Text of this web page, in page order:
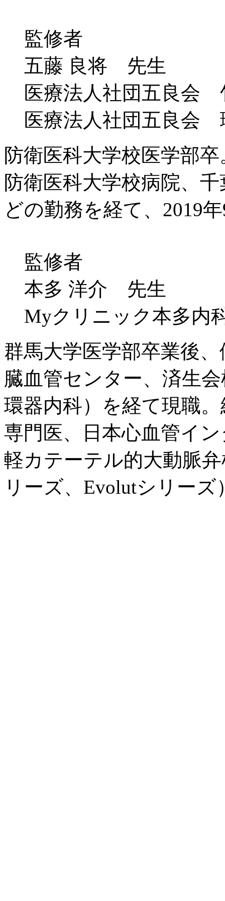
監修者
五藤 良将 先生
医療法人社団五良会
医療法人社団五良会
防衛医科大学校医学部
防衛医科大学校病院、
どの勤務を経て、2019
監修者
本多 洋介 先生
Myクリニック本多
群馬大学医学部卒業後
臓血管センター、済生
環器内科）を経て現職
専門医、日本心血管イ
軽カテーテル的大動脈
リーズ、Evolutシリーズ